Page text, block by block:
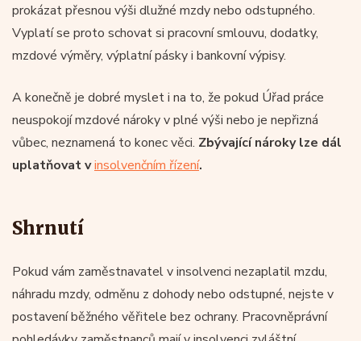
prokázat přesnou výši dlužné mzdy nebo odstupného.
Vyplatí se proto schovat si pracovní smlouvu, dodatky,
mzdové výměry, výplatní pásky i bankovní výpisy.
A konečně je dobré myslet i na to, že pokud Úřad práce
neuspokojí mzdové nároky v plné výši nebo je nepřizná
vůbec, neznamená to konec věci. Zbývající nároky lze dál
uplatňovat vinsolvenčním řízení.
Shrnutí
Pokud vám zaměstnavatel v insolvenci nezaplatil mzdu,
náhradu mzdy, odměnu z dohody nebo odstupné, nejste v
postavení běžného věřitele bez ochrany. Pracovněprávní